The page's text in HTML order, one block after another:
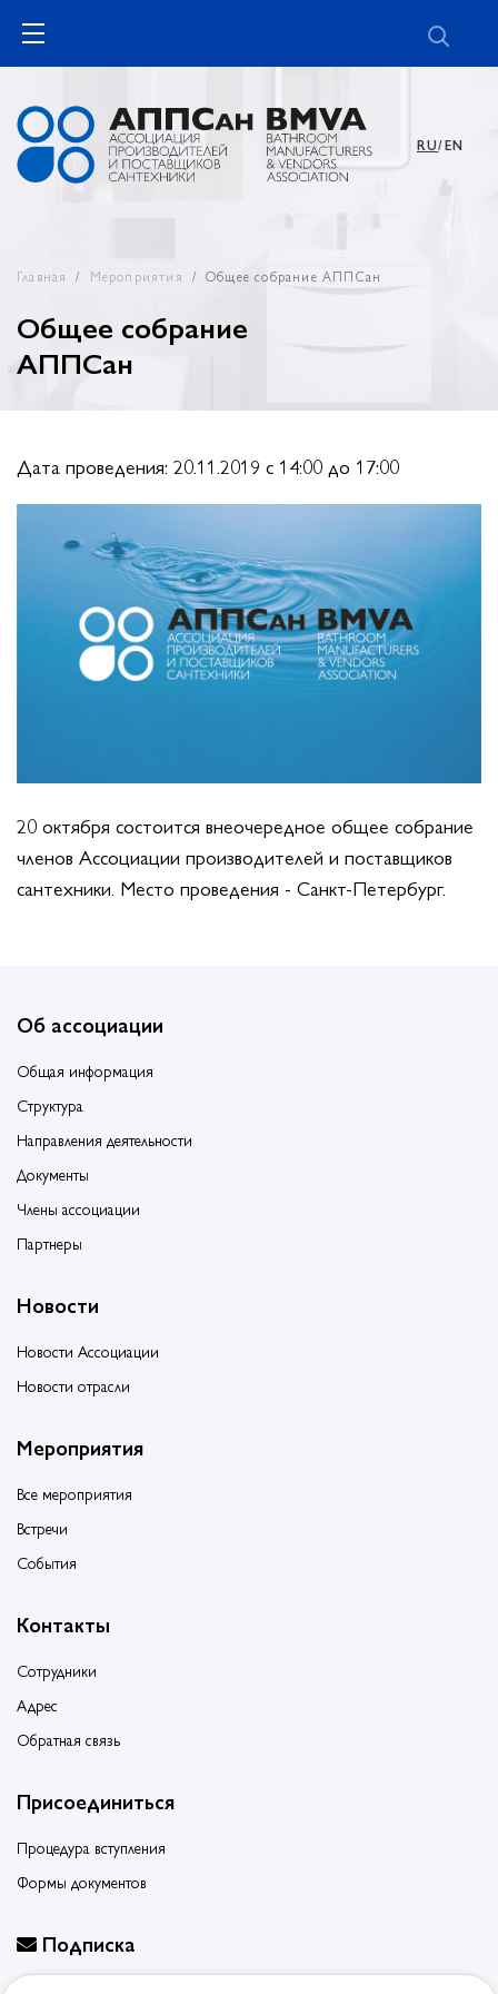
RU/EN
Главная Мероприятия Общее собрание АППСан
Общее собрание
АППСан
Дата проведения: 20.11.2019 c 14:00 до 17:00
20 октября состоится внеочередное общее собрание
членов Ассоциации производителей и поставщиков
сантехники. Место проведения - Санкт-Петербург.
Об ассоциации
Общая информация
Структура
Направления деятельности
Документы
Члены ассоциации
Партнеры
Новости
Новости Ассоциации
Новости отрасли
Мероприятия
Все мероприятия
Встречи
События
Контакты
Сотрудники
Адрес
Обратная связь
Присоединиться
Процедура вступления
Формы документов
Подписка